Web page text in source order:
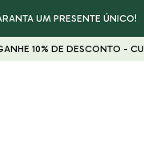
PRESENTE ÚNICO!
DE DESCONTO - CUPOM: